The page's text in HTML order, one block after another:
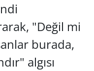
"Değil mi
burada,
algısı